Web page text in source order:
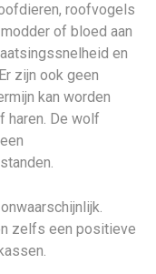
roofvogels
of bloed aan
en
zijn ook geen
kan worden
haren. De wolf
zelfs een positieve